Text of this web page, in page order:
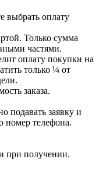
выбрать оплату
Только сумма
частями.
оплату покупки на
только ¼ от
заказа.
подавать заявку и
номер телефона.
при получении.